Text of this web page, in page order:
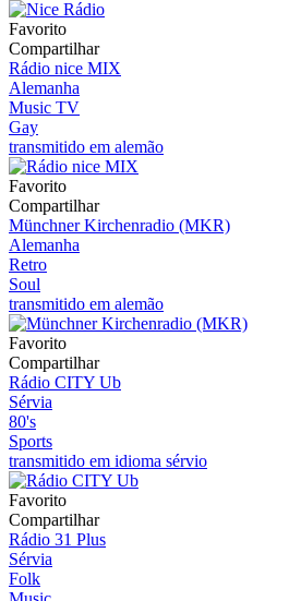
Favorito
Compartilhar
Rádio nice MIX
Alemanha
Music TV
Gay
transmitido em alemão
Favorito
Compartilhar
Münchner Kirchenradio (MKR)
Alemanha
Retro
Soul
transmitido em alemão
Favorito
Compartilhar
Rádio CITY Ub
Sérvia
80's
Sports
transmitido em idioma sérvio
Favorito
Compartilhar
Rádio 31 Plus
Sérvia
Folk